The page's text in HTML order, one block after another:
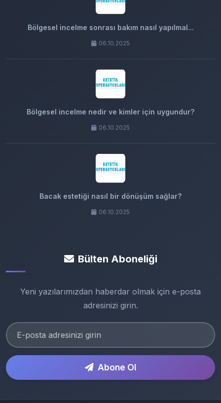
Bölgesel incelme sonrası bakım nasıl yapılmal...
06.10.2025
Bölgesel incelme nedir ve kimler için uygundur?
06.10.2025
Bacak estetiği nasıl bir dönüşüm sağlar?
06.10.2025
Bülten Aboneliği
Yeni yazılarımızdan haberdar olmak için e-posta
adresinizi girin.
Abone Ol